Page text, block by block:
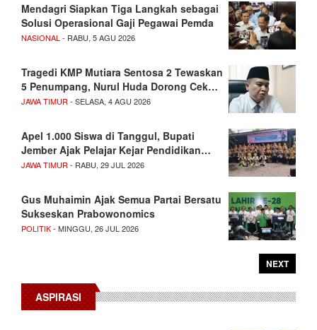
Mendagri Siapkan Tiga Langkah sebagai
Solusi Operasional Gaji Pegawai Pemda
NASIONAL - RABU, 5 AGU 2026
Tragedi KMP Mutiara Sentosa 2 Tewaskan
5 Penumpang, Nurul Huda Dorong Cek…
JAWA TIMUR - SELASA, 4 AGU 2026
Apel 1.000 Siswa di Tanggul, Bupati
Jember Ajak Pelajar Kejar Pendidikan…
JAWA TIMUR - RABU, 29 JUL 2026
Gus Muhaimin Ajak Semua Partai Bersatu
Sukseskan Prabowonomics
POLITIK- MINGGU, 26 JUL 2026
NEXT
ASPIRASI